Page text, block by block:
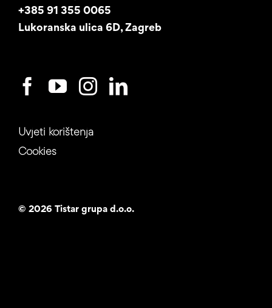
Studentski posao
+385 91 355 0065
Lukoranska ulica 6D, Zagreb
Uvjeti korištenja
Cookies
© 2026 Tistar grupa d.o.o.